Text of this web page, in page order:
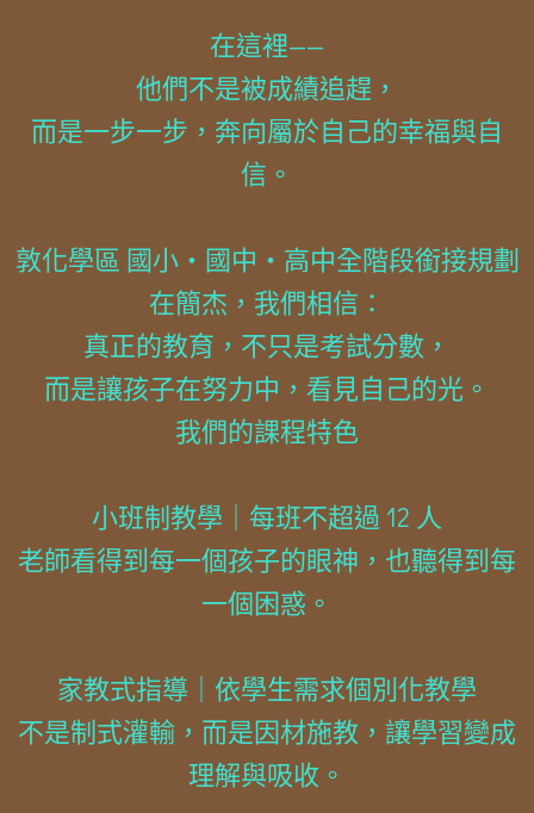
在這裡——
他們不是被成績追趕，
而是一步一步，奔向屬於自己的幸福與自
信。
敦化學區 國小・國中・高中全階段銜接規劃
在簡杰，我們相信：
真正的教育，不只是考試分數，
而是讓孩子在努力中，看見自己的光。
我們的課程特色
小班制教學｜每班不超過 12 人
老師看得到每一個孩子的眼神，也聽得到每
一個困惑。
家教式指導｜依學生需求個別化教學
不是制式灌輸，而是因材施教，讓學習變成
理解與吸收。